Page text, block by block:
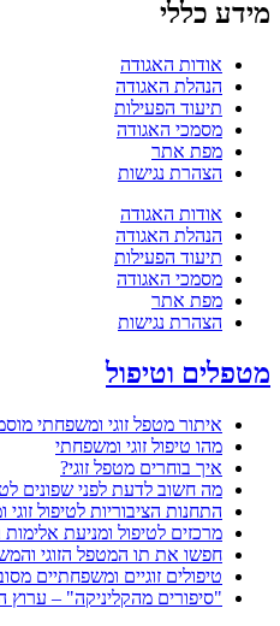
האגודה
האגודה
הפעילות
האגודה
נגישות
האגודה
האגודה
הפעילות
האגודה
נגישות
מטפל זוגי ומשפחתי מוסמך
זוגי ומשפחתי
מטפל זוגי?
לדעת לפני שפונים לטיפול זוגי
הציבוריות לטיפול זוגי ומשפחתי
לטיפול ומניעת אלימות במשפחה
את תו המטפל הזוגי והמשפחתי
זוגיים ומשפחתיים מסובסדים
מהקליניקה" – ערוץ הפודקאסטים